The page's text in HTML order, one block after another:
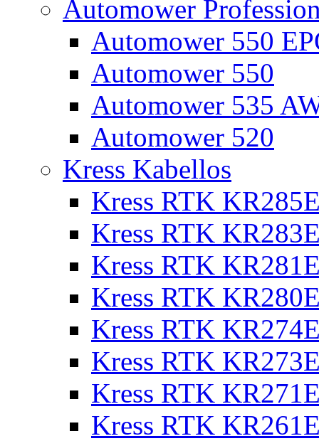
Automower
Automower 550
Automower 550
Automower 535
Automower 520
Kress Kabellos
Kress RTK
Kress RTK
Kress RTK
Kress RTK
Kress RTK
Kress RTK
Kress RTK
Kress RTK